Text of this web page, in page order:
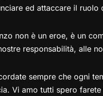
ed attaccare il ruolo
non è un eroe, è un
responsabilità, alle
sempre che ogni
Vi amo tutti spero